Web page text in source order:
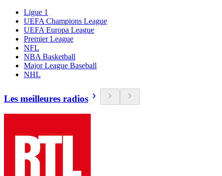
Ligue 1
UEFA Champions League
UEFA Europa League
Premier League
NFL
NBA Basketball
Major League Baseball
NHL
Les meilleures radios